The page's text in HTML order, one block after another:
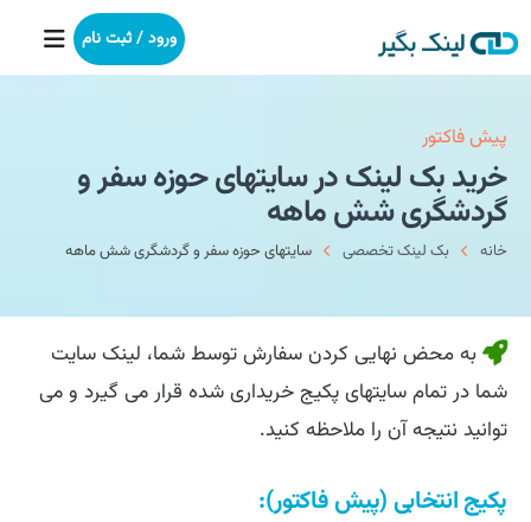
خانه
بکلینک
رپورتاژآگهی
خدمات ما
درباره ما
آموزش
ورود / ثبت نام
پیش فاکتور
خرید بک لینک در سایتهای حوزه سفر و
گردشگری شش ماهه
خانه بک لینک تخصصی سایتهای حوزه سفر و گردشگری شش ماهه
به محض نهایی کردن سفارش توسط شما، لینک سایت
شما در تمام سایتهای پکیج خریداری شده قرار می گیرد و می
توانید نتیجه آن را ملاحظه کنید.
پکیج انتخابی (پیش فاکتور):